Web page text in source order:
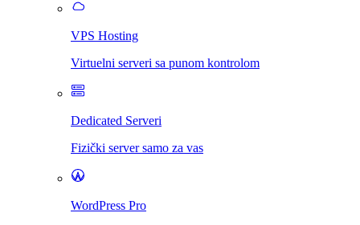
VPS Hosting
Virtuelni serveri sa punom kontrolom
Dedicated Serveri
Fizički server samo za vas
WordPress Pro